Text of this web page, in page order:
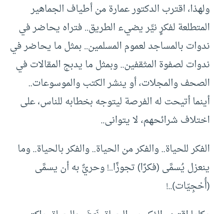
ولهذا، اقترب الدكتور عمارة من أطياف الجماهير
المتطلعة لفكرٍ نيِّر يضيء الطريق.. فتراه يحاضر في
ندوات بالمساجد لعموم المسلمين.. بمثل ما يحاضر في
ندوات لصفوة المثقفين.. وبمثل ما يدبج المقالات في
الصحف والمجلات، أو ينشر الكتب والموسوعات..
أينما أتيحت له الفرصة ليتوجه بخطابه للناس، على
اختلاف شرائحهم، لا يتوانى..
الفكر للحياة.. والفكر من الحياة.. والفكر بالحياة.. وما
ينعزل يُسمَّى (فكرًا) تجوزًا..! وحريٌّ به أن يسمَّى
(أُحْجِيّات)..!